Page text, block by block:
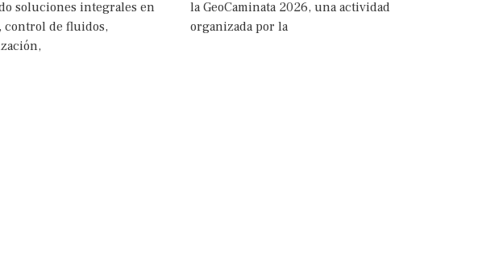
soluciones integrales en
control de fluidos,
la GeoCaminata 2026, una actividad
organizada por la